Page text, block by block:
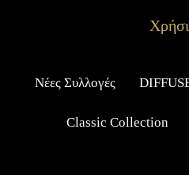
Νέες Συλλογές
Classic Collection